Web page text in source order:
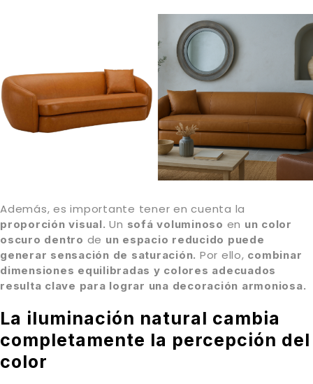
Además, es importante tener en cuenta la
proporción visual. Un sofá voluminoso en un color
oscuro dentro de un espacio reducido puede
generar sensación de saturación. Por ello, combinar
dimensiones equilibradas y colores adecuados
resulta clave para lograr una decoración armoniosa.
La iluminación natural cambia
completamente la percepción del
color